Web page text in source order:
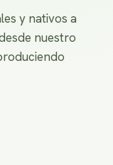
y nativos a
nuestro